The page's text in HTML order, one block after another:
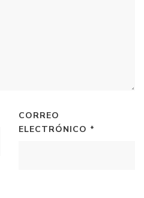
CORREO
ELECTRÓNICO *